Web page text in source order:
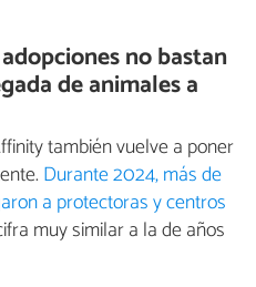
no bastan
de animales a
también vuelve a poner
Durante 2024, más de
a protectoras y centros
muy similar a la de años